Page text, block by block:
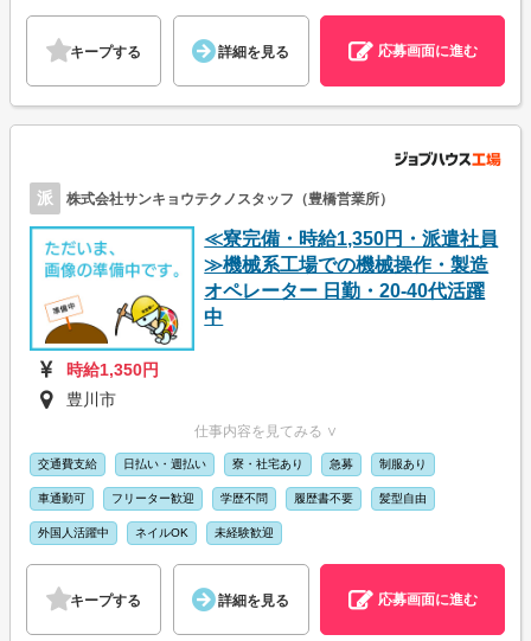
キープする 詳細を見る 応募画面に進む
派 株式会社サンキョウテクノスタッフ（豊橋営業所）
≪寮完備・時給1,350円・派遣社員
≫機械系工場での機械操作・製造
オペレーター 日勤・20-40代活躍
中
時給1,350円
豊川市
仕事内容を見てみる ∨
交通費支給 日払い・週払い 寮・社宅あり 急募 制服あり
車通勤可 フリーター歓迎 学歴不問 履歴書不要 髪型自由
外国人活躍中 ネイルOK 未経験歓迎
キープする 詳細を見る 応募画面に進む